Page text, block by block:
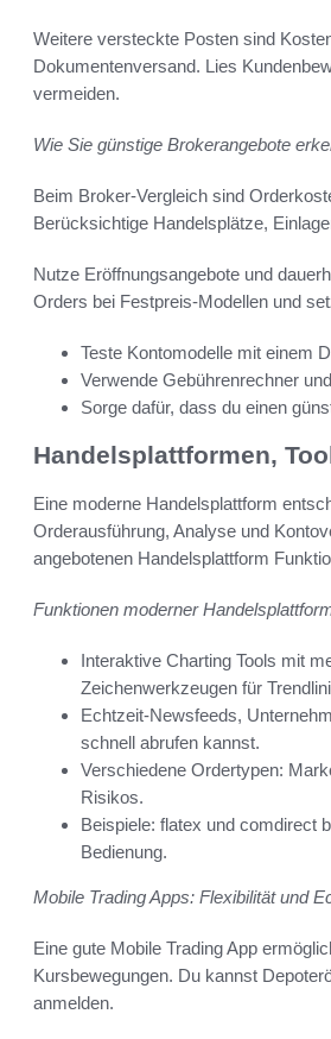
Weitere versteckte Posten sind
Dokumentenversand. Lies
vermeiden.
Wie Sie günstige Brokerangebote
Beim Broker-Vergleich sind
Berücksichtige Handelsplätze,
Nutze Eröffnungsangebote und
Orders bei Festpreis-Modellen und
Teste Kontomodelle mit einem
Verwende Gebührenrechner
Sorge dafür, dass du einen
Handelsplattformen,
Eine moderne Handelsplattform
Orderausführung, Analyse und
angebotenen Handelsplattform
Funktionen moderner
Interaktive Charting Tools mit
Zeichenwerkzeugen für
Echtzeit-Newsfeeds,
schnell abrufen kannst.
Verschiedene Ordertypen:
Risikos.
Beispiele: flatex und comdirect
Bedienung.
Mobile Trading Apps: Flexibilität und
Eine gute Mobile Trading App
Kursbewegungen. Du kannst
anmelden.